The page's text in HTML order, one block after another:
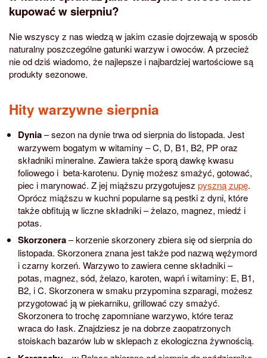
kupować w sierpniu?
Nie wszyscy z nas wiedzą w jakim czasie dojrzewają w sposób
naturalny poszczególne gatunki warzyw i owoców. A przecież
nie od dziś wiadomo, że najlepsze i najbardziej wartościowe są
produkty sezonowe.
Hity warzywne sierpnia
Dynia– sezon na dynie trwa od sierpnia do listopada. Jest
warzywem bogatym w witaminy – C, D, B1, B2, PP oraz
składniki mineralne. Zawiera także sporą dawkę kwasu
foliowego i beta-karotenu. Dynię możesz smażyć, gotować,
piec i marynować. Z jej miąższu przygotujesz pyszną zupę.
Oprócz miąższu w kuchni popularne są pestki z dyni, które
także obfitują w liczne składniki – żelazo, magnez, miedź i
potas.
Skorzonera– korzenie skorzonery zbiera się od sierpnia do
listopada. Skorzonera znana jest także pod nazwą wężymord
i czarny korzeń. Warzywo to zawiera cenne składniki –
potas, magnez, sód, żelazo, karoten, wapń i witaminy: E, B1,
B2, i C. Skorzonera w smaku przypomina szparagi, możesz
przygotować ją w piekarniku, grillować czy smażyć.
Skorzonera to trochę zapomniane warzywo, które teraz
wraca do łask. Znajdziesz je na dobrze zaopatrzonych
stoiskach bazarów lub w sklepach z ekologiczna żywnością.